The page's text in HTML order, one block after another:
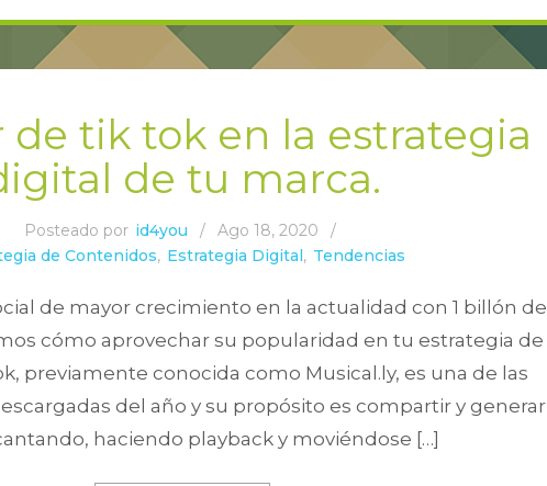
de tik tok en la estrategia
de tu marca.
Posteado por id4you / Ago 18, 2020
/
de Contenidos, Estrategia Digital, Tendencias
de mayor crecimiento en la actualidad con 1 billón de
cómo aprovechar su popularidad en tu estrategia de
previamente conocida como Musical.ly, es una de las
del año y su propósito es compartir y generar
haciendo playback y moviéndose […]